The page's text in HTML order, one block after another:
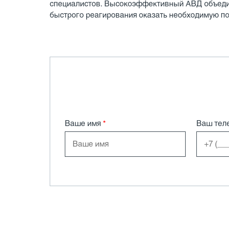
специалистов. Высокоэффективный АВД
быстрого реагирования оказать необходимую
Ваше имя * Ваш